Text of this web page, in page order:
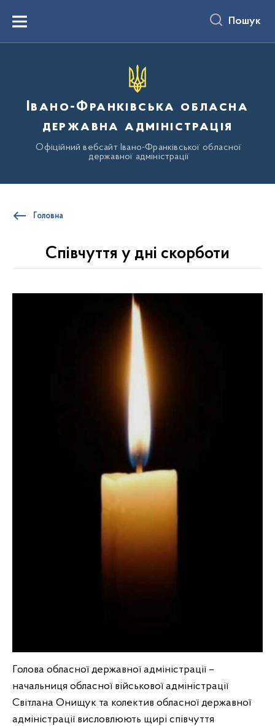
вмістуMenu Пошук
Івано-Франківська обласна
державна адміністрація
Офіційний вебсайт Івано-Франківської обласної
державної адміністрації
Головна
Співчуття у дні скорботи
Голова обласної державної адміністрації –
начальниця обласної військової адміністрації
Світлана Онищук та колектив обласної державної
адміністрації висловлюють щирі співчуття